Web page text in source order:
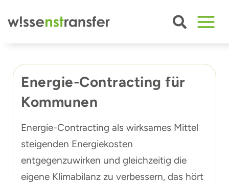
springen
Energie-Contracting für
Kommunen
Energie-Contracting als wirksames Mittel
steigenden Energiekosten
entgegenzuwirken und gleichzeitig die
eigene Klimabilanz zu verbessern, das hört